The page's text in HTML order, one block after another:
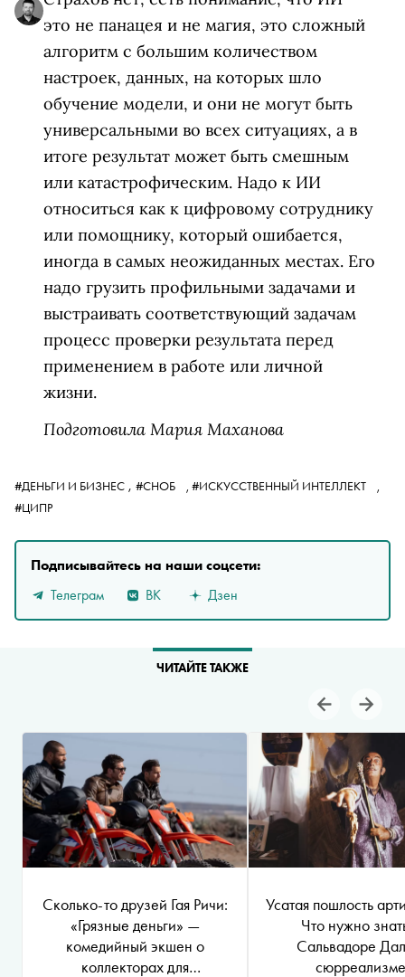
это не панацея и не магия, это сложный
алгоритм с большим количеством
настроек, данных, на которых шло
обучение модели, и они не могут быть
универсальными во всех ситуациях, а в
итоге результат может быть смешным
или катастрофическим. Надо к ИИ
относиться как к цифровому сотруднику
или помощнику, который ошибается,
иногда в самых неожиданных местах. Его
надо грузить профильными задачами и
выстраивать соответствующий задачам
процесс проверки результата перед
применением в работе или личной
жизни.
Подготовила Мария Маханова
#ДЕНЬГИ И БИЗНЕС , #СНОБ , #ИСКУССТВЕННЫЙ ИНТЕЛЛЕКТ
,
#ЦИПР
Подписывайтесь на наши соцсети:
Телеграм
ВК Дзен
ЧИТАЙТЕ ТАКЖЕ
Сколько-то друзей Гая Ричи:
«Грязные деньги» —
комедийный экшен о
коллекторах для
Усатая пошлость
Что нужно
Сальвадоре
сюрреализме